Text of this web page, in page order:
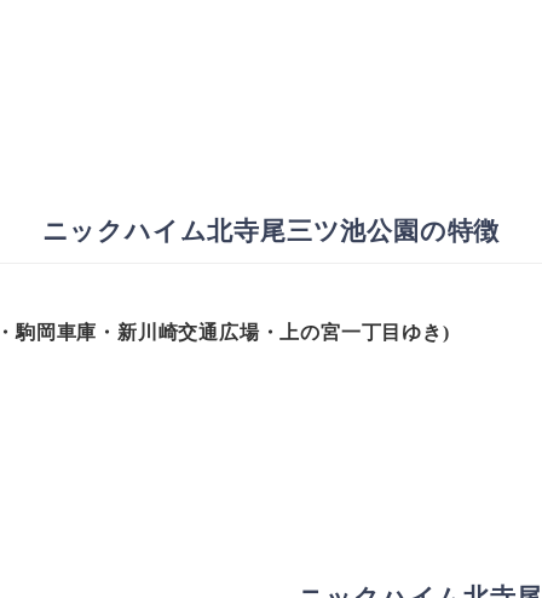
ニックハイム北寺尾三ツ池公園の特徴
駒岡車庫・新川崎交通広場・上の宮一丁目ゆき)